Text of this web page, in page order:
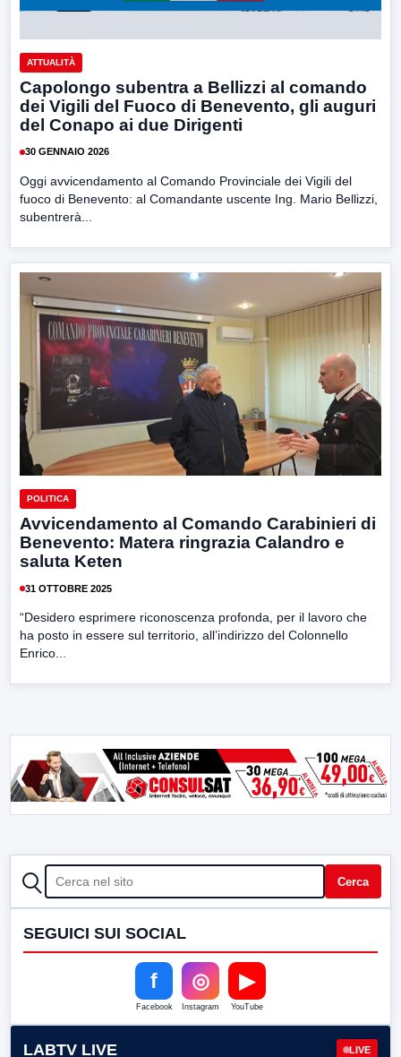
ATTUALITÀ
Capolongo subentra a Bellizzi al comando
dei Vigili del Fuoco di Benevento, gli auguri
del Conapo ai due Dirigenti
30 GENNAIO 2026
Oggi avvicendamento al Comando Provinciale dei Vigili del
fuoco di Benevento: al Comandante uscente Ing. Mario Bellizzi,
subentrerà...
POLITICA
Avvicendamento al Comando Carabinieri di
Benevento: Matera ringrazia Calandro e
saluta Keten
31 OTTOBRE 2025
“Desidero esprimere riconoscenza profonda, per il lavoro che
ha posto in essere sul territorio, all’indirizzo del Colonnello
Enrico...
CERCA Cerca
SEGUICI SUI SOCIAL
f
Facebook
◎
Instagram
▶
YouTube
LABTV LIVE LIVE